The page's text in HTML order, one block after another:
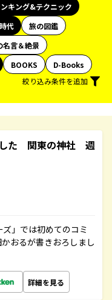
キング&テクニック
代
旅の図鑑
名言＆絶景
BOOKS
D-Books
絞り込み条件を追加
した 関東の神社 週
」では初めてのコミ
おるが書きおろしまし
詳細を見る